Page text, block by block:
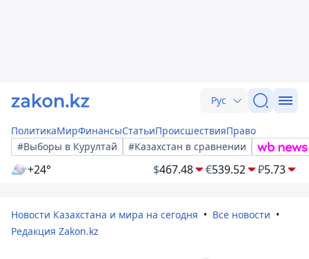
Рус
ПолитикаМирФинансыСтатьиПроисшествияПраво
#Выборы в Курултай
#Казахстан в сравнении
+24° $467.48 €539.52 ₽5.73
Новости Казахстана и мира на сегодня
Все новости
Редакция Zakon.kz